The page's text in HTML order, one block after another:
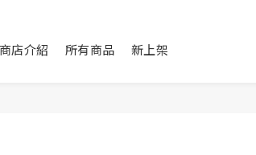
店介紹 所有商品 新上架